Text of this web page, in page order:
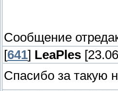
Сообщение
[641] LeaPles
Спасибо за такую